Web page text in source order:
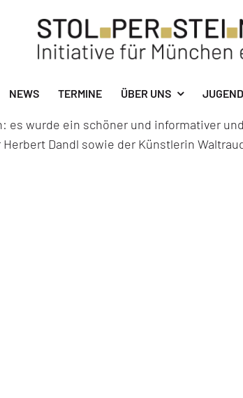
NEWS TERMINE ÜBER UNS
wurde ein schöner und informativer
Dandl sowie der Künstlerin